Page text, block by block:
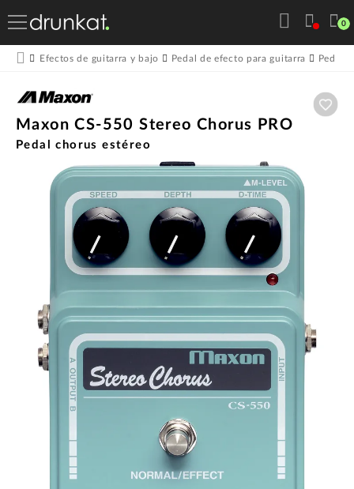
0
Efectos de guitarra y bajo Pedal de efecto para guitarra
Maxon CS-550 Stereo Chorus PRO
Pedal chorus estéreo